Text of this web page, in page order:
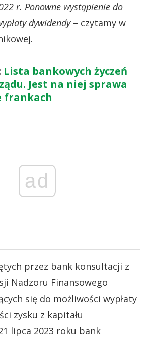
r. Ponowne wystąpienie do
dywidendy– czytamy w
Lista bankowych życzeń
Jest na niej sprawa
frankach
ad
przez bank konsultacji z
Nadzoru Finansowego
się do możliwości wypłaty
zysku z kapitału
lipca 2023 roku bank